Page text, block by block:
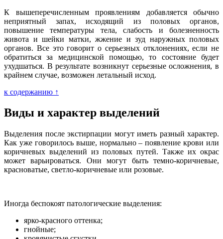
К вышеперечисленным проявлениям добавляется обычно
неприятный запах, исходящий из половых органов,
повышение температуры тела, слабость и болезненность
живота и шейки матки, жжение и зуд наружных половых
органов. Все это говорит о серьезных отклонениях, если не
обратиться за медицинской помощью, то состояние будет
ухудшаться. В результате возникнут серьезные осложнения, в
крайнем случае, возможен летальный исход.
к содержанию ↑
Виды и характер выделений
Выделения после экстирпации могут иметь разный характер.
Как уже говорилось выше, нормально – появление крови или
коричневых выделений из половых путей. Также их окрас
может варьироваться. Они могут быть темно-коричневые,
красноватые, светло-коричневые или розовые.
Иногда беспокоят патологические выделения:
ярко-красного оттенка;
гнойные;